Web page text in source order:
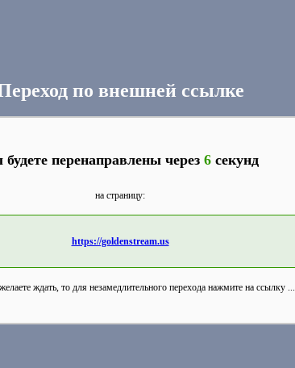
по внешней ссылке
перенаправлены через 6секунд
на страницу:
https://goldenstream.us
ждать, то для незамедлительного перехода нажмите на ссылку ...